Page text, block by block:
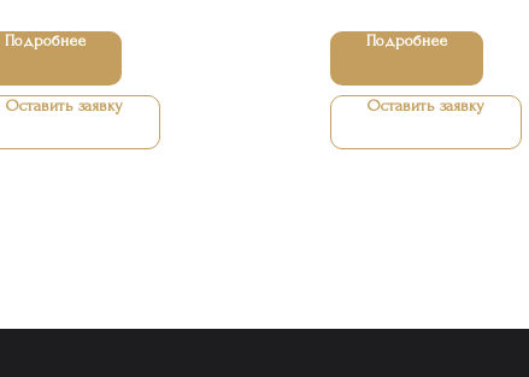
Подробнее
Оставить заявку
Подробнее
Оставить заявку